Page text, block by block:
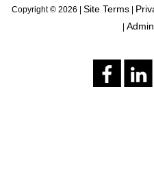
Copyright © 2026 | Site Terms|
|